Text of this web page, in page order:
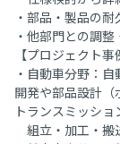
・部品・製品の
・他部門との調
【プロジェクト事
・自動車分野：
開発や部品設計（
トランスミッショ
組立・加工・搬